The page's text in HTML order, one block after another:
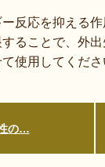
ー反応を抑える
ることで、外
使用してくださ
の…